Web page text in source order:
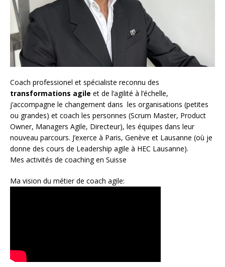
Coach professionel et spécialiste reconnu des
transformations agile et de l‘agilité à l’échelle,
j’accompagne le changement dans les organisations (petites
ou grandes) et coach les personnes (Scrum Master, Product
Owner, Managers Agile, Directeur), les équipes dans leur
nouveau parcours. J’exerce à Paris, Genève et Lausanne (où je
donne des cours de Leadership agile à HEC Lausanne).
Mes activités de coaching en Suisse
Ma vision du métier de coach agile: